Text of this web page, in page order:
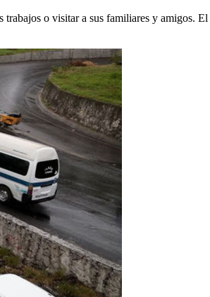
trabajos o visitar a sus familiares y amigos.